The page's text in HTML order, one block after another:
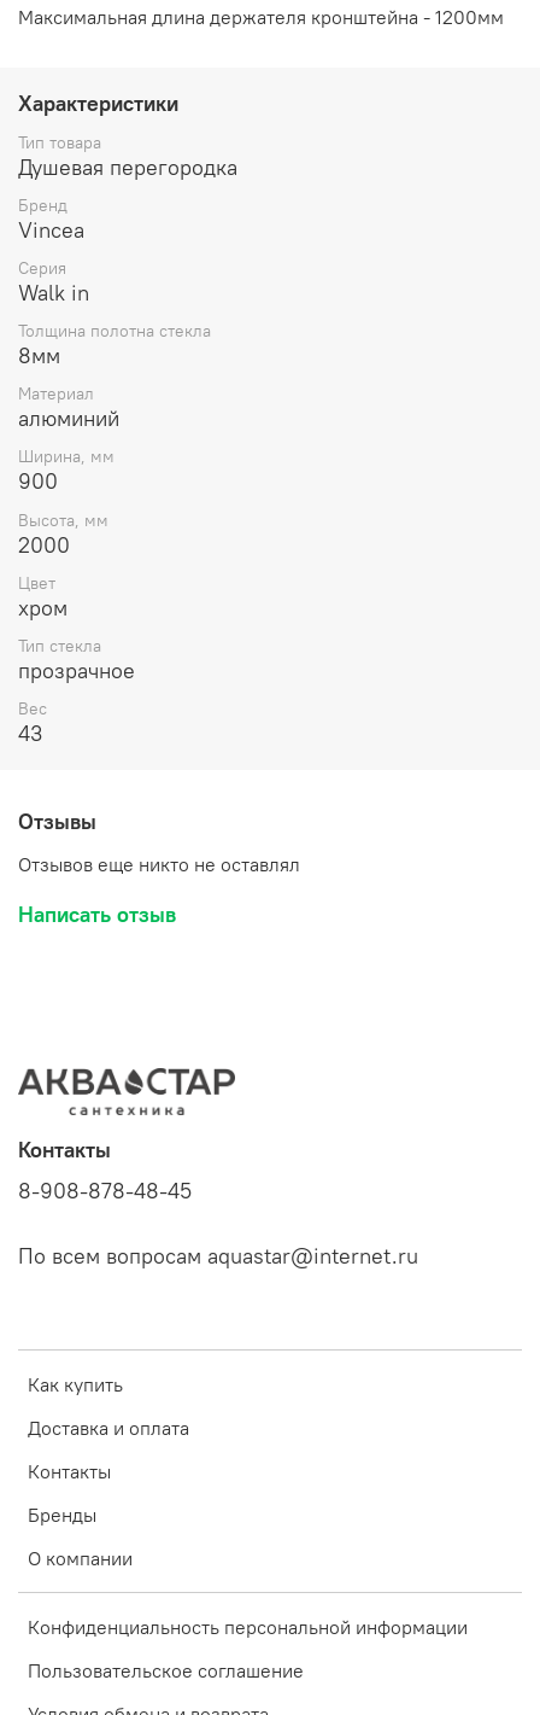
Максимальная длина держателя кронштейна - 1200мм
Характеристики
Тип товара
Душевая перегородка
Бренд
Vincea
Серия
Walk in
Толщина полотна стекла
8мм
Материал
алюминий
Ширина, мм
900
Высота, мм
2000
Цвет
хром
Тип стекла
прозрачное
Вес
43
Отзывы
Отзывов еще никто не оставлял
Написать отзыв
Как купить
Доставка и оплата
Контакты
Бренды
О компании
Конфиденциальность персональной информации
Пользовательское соглашение
Контакты
8-908-878-48-45
По всем вопросам aquastar@internet.ru